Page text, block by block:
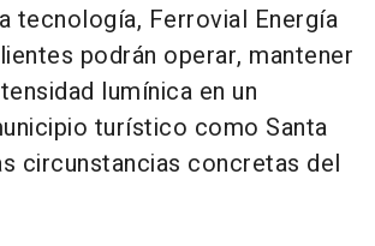
tecnología, Ferrovial Energía
podrán operar, mantener
lumínica en un
turístico como Santa
circunstancias concretas del